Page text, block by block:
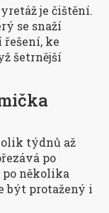
je čištění.
se snaží
ke
šetrnější
týdnů až
po
po několika
být protažený i